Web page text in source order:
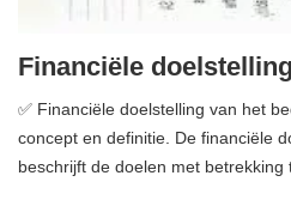
Financiële
✅ Financiële doelstelling van het
concept en definitie. De financiële
beschrijft de doelen met betrekking